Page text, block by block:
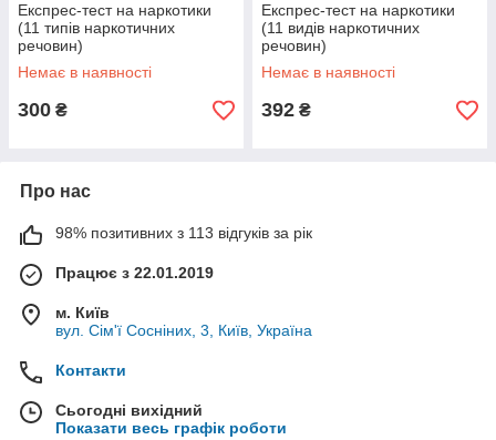
Експрес-тест на наркотики
(11 типів наркотичних
речовин)
Немає в наявності
300 ₴
Експрес-тест на наркотики
(11 видів наркотичних
речовин)
Немає в наявності
392 ₴
Про нас
98% позитивних з 113 відгуків за рік
Працює з 22.01.2019
м. Київ
вул. Сім'ї Сосніних, 3, Київ, Україна
Контакти
Сьогодні вихідний
Показати весь графік роботи